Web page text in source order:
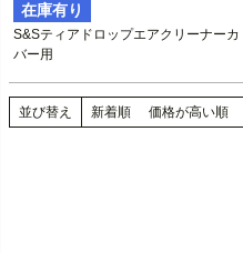
S&Sティアドロップエアクリーナーカ
バー
CHROME DOME(クローム ドーム)
在庫有り
S&Sティアドロップエアクリーナーカ
バー用
並び替え 新着順 価格が高い順